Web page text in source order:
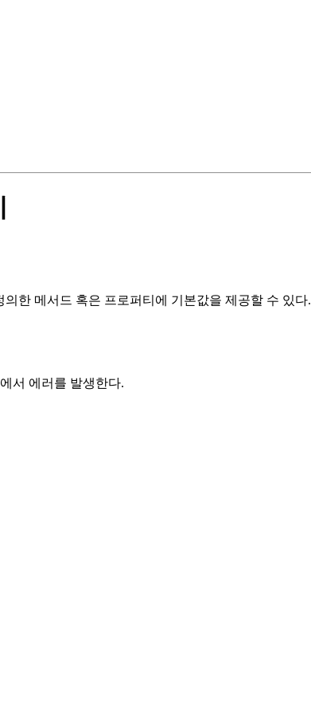
한 메서드 혹은 프로퍼티에 기본값을 제공할 수 있다.
서 에러를 발생한다.